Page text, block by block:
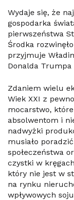
Wydaje się, że
gospodarka
pierwszeństwa
Środka
przyjmuje
Donalda
Zdaniem wielu
Wiek XXI z
mocarstwo,
absolwentom i
nadwyżki
musiało
społeczeństwa
czystki w
który nie jest w
na rynku
wpływowych